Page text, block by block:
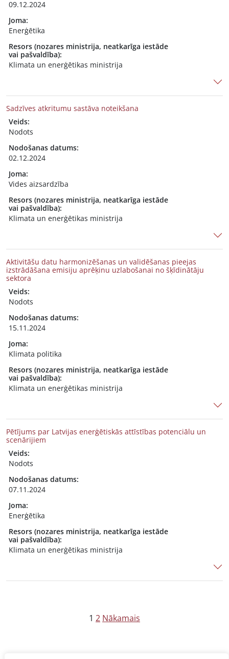
09.12.2024
Joma:
Enerģētika
Resors (nozares ministrija, neatkarīga iestāde
vai pašvaldība):
Klimata un enerģētikas ministrija
Sadzīves atkritumu sastāva noteikšana
Veids:
Nodots
Nodošanas datums:
02.12.2024
Joma:
Vides aizsardzība
Resors (nozares ministrija, neatkarīga iestāde
vai pašvaldība):
Klimata un enerģētikas ministrija
Aktivitāšu datu harmonizēšanas un validēšanas pieejas
izstrādāšana emisiju aprēķinu uzlabošanai no šķīdinātāju
sektora
Veids:
Nodots
Nodošanas datums:
15.11.2024
Joma:
Klimata politika
Resors (nozares ministrija, neatkarīga iestāde
vai pašvaldība):
Klimata un enerģētikas ministrija
Pētījums par Latvijas enerģētiskās attīstības potenciālu un
scenārijiem
Veids:
Nodots
Nodošanas datums:
07.11.2024
Joma:
Enerģētika
Resors (nozares ministrija, neatkarīga iestāde
vai pašvaldība):
Klimata un enerģētikas ministrija
Z
1 2 Nākamais